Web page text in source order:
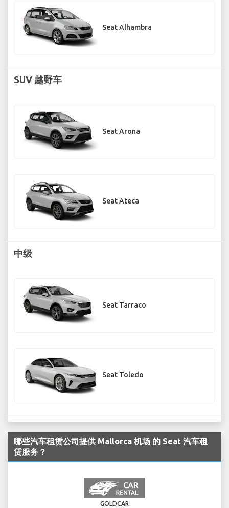
Seat Alhambra
SUV 越野车
Seat Arona
Seat Ateca
中级
Seat Tarraco
Seat Toledo
哪些汽车租赁公司提供 Mallorca 机场 的 Seat 汽车租
赁服务？
GOLDCAR